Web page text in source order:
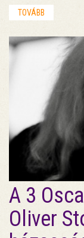
TOVÁBB
A 3
Oliver